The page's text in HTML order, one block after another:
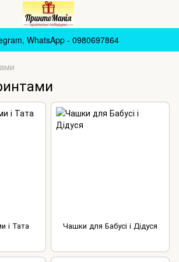
WhatsApp - 0980697864
і Тата Чашки для Бабусі і Дідуся